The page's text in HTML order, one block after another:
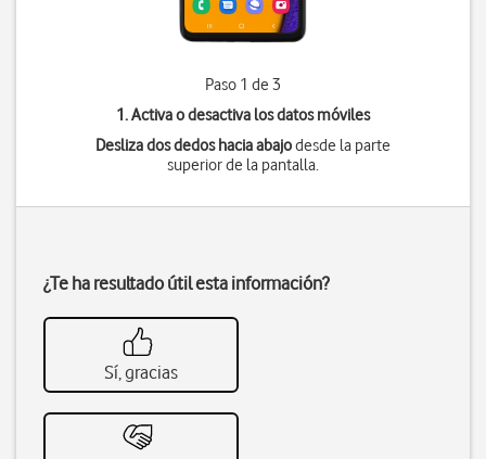
Paso 1 de 3
1. Activa o desactiva los datos móviles
Desliza dos dedos hacia abajodesde la parte
superior de la pantalla.
¿Te ha resultado útil esta información?
Sí, gracias